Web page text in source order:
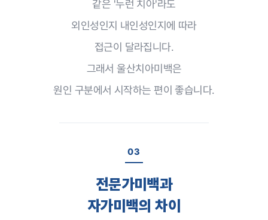
같은 '누런 치아'라도
외인성인지 내인성인지에 따라
접근이 달라집니다.
그래서 울산치아미백은
원인 구분에서 시작하는 편이 좋습니다.
03
전문가미백과
자가미백의 차이